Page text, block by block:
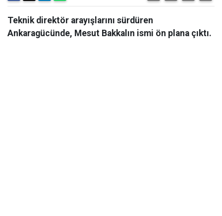
Teknik direktör arayışlarını sürdüren
Ankaragücünde, Mesut Bakkalın ismi ön plana çıktı.